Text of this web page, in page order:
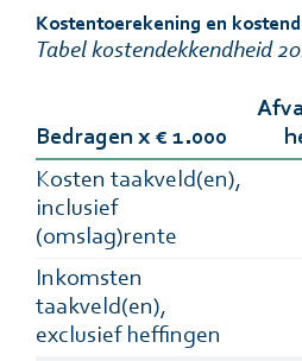
Kostentoerekening en
Tabel kostendekkendheid
Bedragen x € 1.000
Kosten taakveld(en),
inclusief
(omslag)rente
Inkomsten
taakveld(en),
exclusief heffingen